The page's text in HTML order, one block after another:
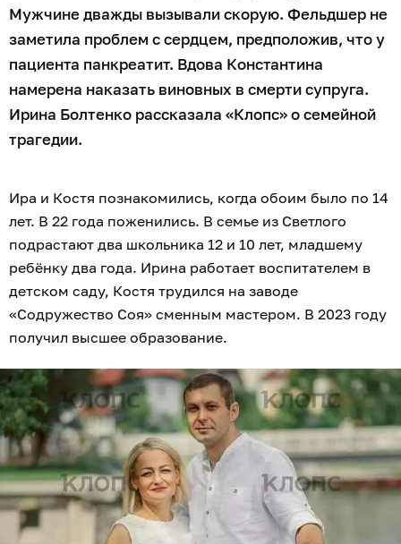
Мужчине дважды вызывали скорую. Фельдшер не
заметила проблем с сердцем, предположив, что у
пациента панкреатит. Вдова Константина
намерена наказать виновных в смерти супруга.
Ирина Болтенко рассказала «Клопс» о семейной
трагедии.
Ира и Костя познакомились, когда обоим было по 14
лет. В 22 года поженились. В семье из Светлого
подрастают два школьника 12 и 10 лет, младшему
ребёнку два года. Ирина работает воспитателем в
детском саду, Костя трудился на заводе
«Содружество Соя» сменным мастером. В 2023 году
получил высшее образование.